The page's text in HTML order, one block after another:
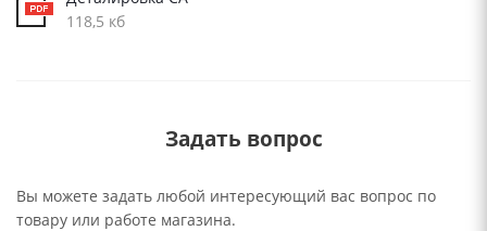
118,5 кб
Задать вопрос
Вы можете задать любой интересующий вас вопрос по
товару или работе магазина.